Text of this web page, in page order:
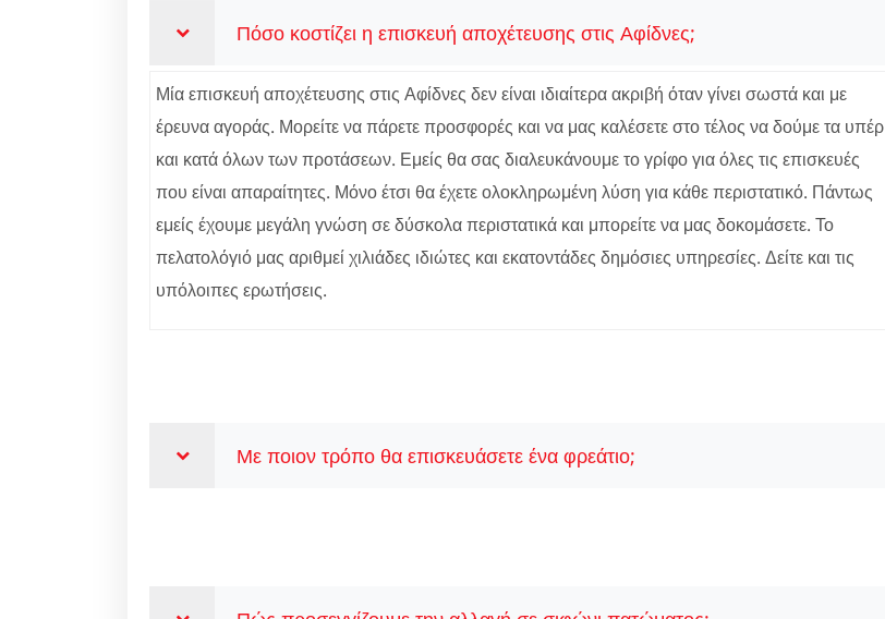
Πόσο κοστίζει η επισκευή αποχέτευσης στις Αφίδνες;
Μία επισκευή αποχέτευσης στις Αφίδνες δεν είναι ιδιαίτερα ακριβή όταν γίνει σωστά και με
έρευνα αγοράς. Μορείτε να πάρετε προσφορές και να μας καλέσετε στο τέλος να δούμε τα υπέρ
και κατά όλων των προτάσεων. Εμείς θα σας διαλευκάνουμε το γρίφο για όλες τις επισκευές
που είναι απαραίτητες. Μόνο έτσι θα έχετε ολοκληρωμένη λύση για κάθε περιστατικό. Πάντως
εμείς έχουμε μεγάλη γνώση σε δύσκολα περιστατικά και μπορείτε να μας δοκομάσετε. Το
πελατολόγιό μας αριθμεί χιλιάδες ιδιώτες και εκατοντάδες δημόσιες υπηρεσίες. Δείτε και τις
υπόλοιπες ερωτήσεις.
Με ποιον τρόπο θα επισκευάσετε ένα φρεάτιο;